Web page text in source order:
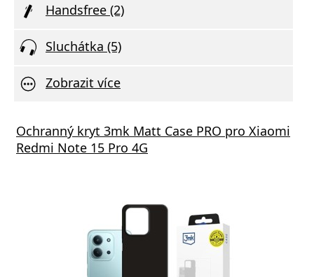
Handsfree (2)
Sluchátka (5)
Zobrazit více
Ochranný kryt 3mk Matt Case PRO pro Xiaomi
Redmi Note 15 Pro 4G